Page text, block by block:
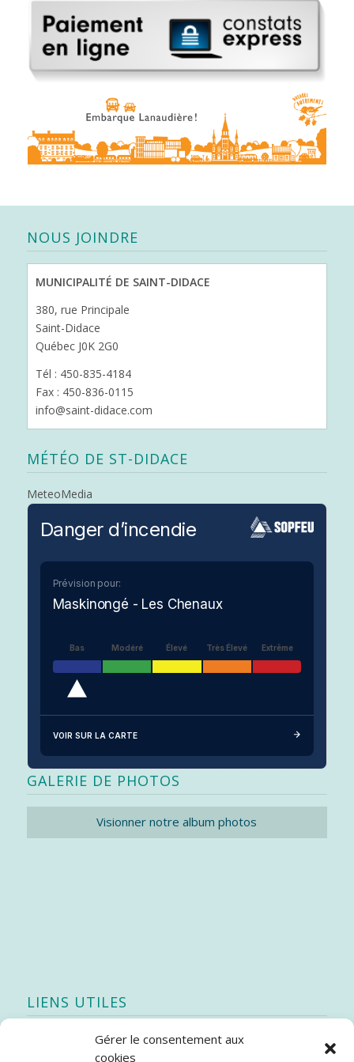
Gérer le consentement aux
cookies
NOUS JOINDRE
MUNICIPALITÉ DE SAINT-DIDACE
380, rue Principale
Saint-Didace
Québec J0K 2G0
Tél : 450-835-4184
Fax : 450-836-0115
info@saint-didace.com
MÉTÉO DE ST-DIDACE
MeteoMedia
Danger d’incendie
Prévision pour:
Maskinongé - Les Chenaux
Bas Modéré Élevé Très Élevé Extrême
VOIR SUR LA CARTE
GALERIE DE PHOTOS
Visionner notre album photos
LIENS UTILES
Quoi de neuf